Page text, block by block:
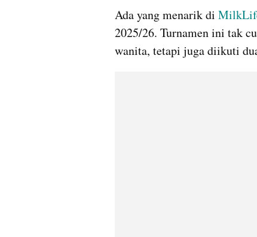
Ada yang menarik di
2025/26. Turnamen ini tak
wanita, tetapi juga diikuti